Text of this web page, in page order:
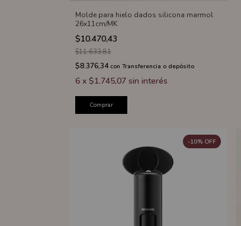
Molde para hielo dados silicona marmol
26x11cm/MK
$10.470,43
$11.633,81
$8.376,34 con Transferencia o depósito
6 x $1.745,07 sin interés
Comprar
-10% OFF